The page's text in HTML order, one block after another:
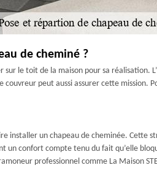
de cheminé ?
le toit de la maison pour sa réalisation.
peut aussi assurer cette mission.
installer un chapeau de cheminée.
confort compte tenu du fait qu’elle
professionnel comme La Maison